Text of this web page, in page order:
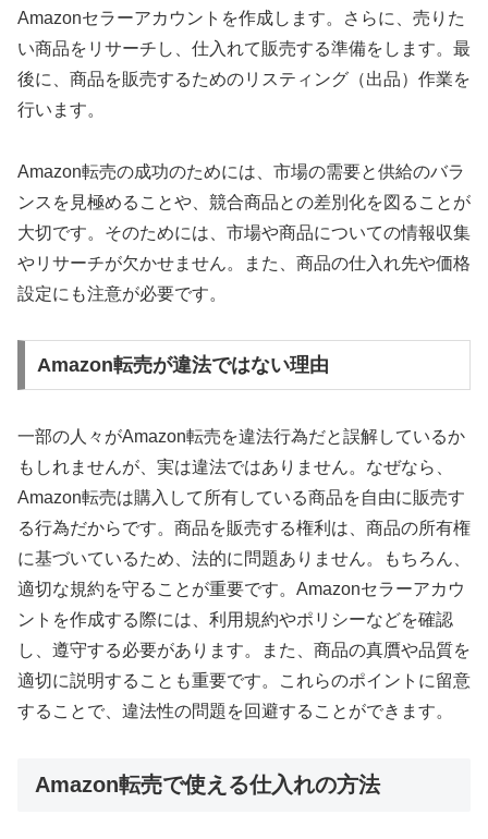
Amazonセラーアカウントを作成します。さらに、売りた
い商品をリサーチし、仕入れて販売する準備をします。最
後に、商品を販売するためのリスティング（出品）作業を
行います。
Amazon転売の成功のためには、市場の需要と供給のバラ
ンスを見極めることや、競合商品との差別化を図ることが
大切です。そのためには、市場や商品についての情報収集
やリサーチが欠かせません。また、商品の仕入れ先や価格
設定にも注意が必要です。
Amazon転売が違法ではない理由
一部の人々がAmazon転売を違法行為だと誤解しているか
もしれませんが、実は違法ではありません。なぜなら、
Amazon転売は購入して所有している商品を自由に販売す
る行為だからです。商品を販売する権利は、商品の所有権
に基づいているため、法的に問題ありません。もちろん、
適切な規約を守ることが重要です。Amazonセラーアカウ
ントを作成する際には、利用規約やポリシーなどを確認
し、遵守する必要があります。また、商品の真贋や品質を
適切に説明することも重要です。これらのポイントに留意
することで、違法性の問題を回避することができます。
Amazon転売で使える仕入れの方法